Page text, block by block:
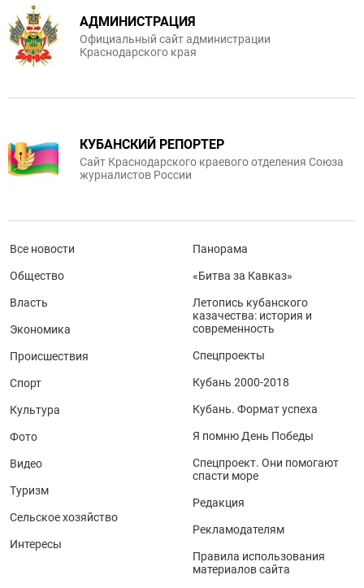
АДМИНИСТРАЦИЯ
Официальный сайт администрации
Краснодарского края
КУБАНСКИЙ РЕПОРТЕР
Сайт Краснодарского краевого отделения Союза
журналистов России
Все новости
Общество
Власть
Экономика
Происшествия
Спорт
Культура
Фото
Видео
Туризм
Сельское хозяйство
Интересы
Панорама
«Битва за Кавказ»
Летопись кубанского
казачества: история и
современность
Спецпроекты
Кубань 2000-2018
Кубань. Формат успеха
Я помню День Победы
Спецпроект. Они помогают
спасти море
Редакция
Рекламодателям
Правила использования
материалов сайта